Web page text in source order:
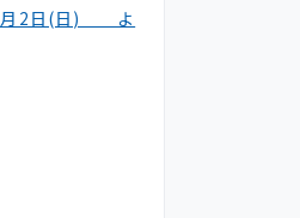
月2日(日) よ